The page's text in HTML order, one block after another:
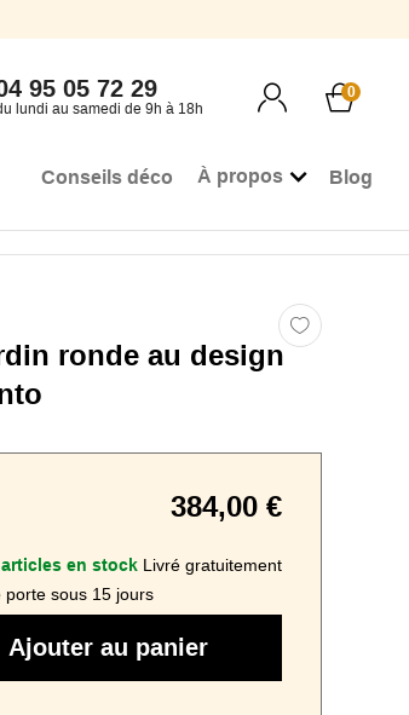
Conseils déco À propos Blog
95 05 72 29
lundi au samedi de 9h à 18h
0
ronde au design
384,00 €
en stock Livré gratuitement
porte sous 15 jours
Ajouter au panier